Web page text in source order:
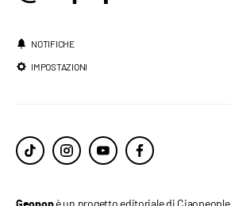
NOTIFICHE
IMPOSTAZIONI
è un progetto editoriale di Ciaopeople.